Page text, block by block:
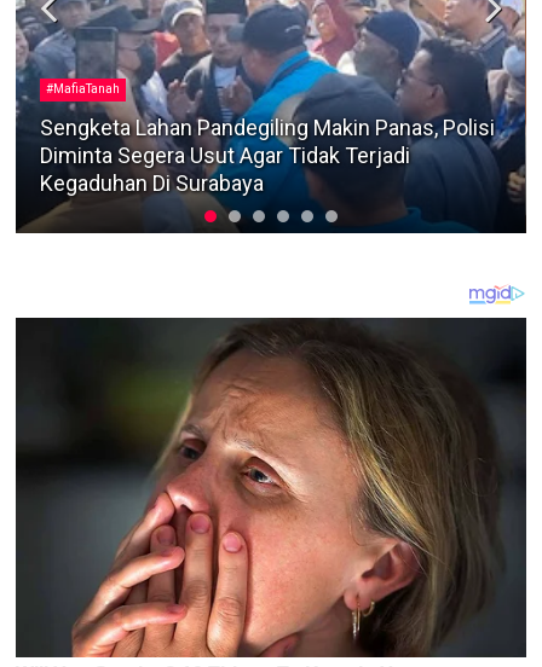
Berita Terkini
Dua Warga Kedungdung Diamankan Satreskrim
Polres Sampang Terkait Kasus Pencurian Motor